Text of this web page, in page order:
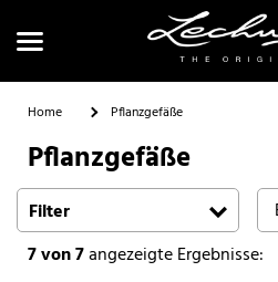
Suchen
Home Pflanzgefäße
Pflanzgefäße
Filter
7von 7angezeigte Ergebnisse: